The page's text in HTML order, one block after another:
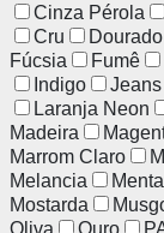
Cinza Pérola
Cru
Dourado
Fúcsia
Fumê
Indigo
Laranja Neon
Madeira
Marrom Claro
Melancia
Menta
Mostarda
Oliva
Ouro